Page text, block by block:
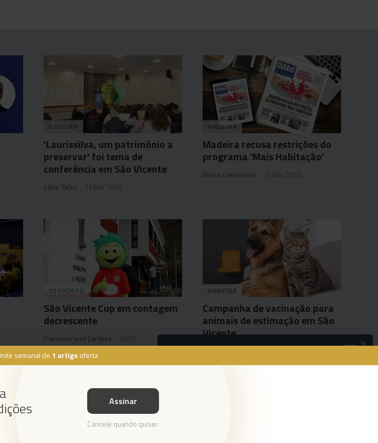
semanal de 1 artigo oferta
Assinar
Cancele quando quiser.
MADEIRA
'Laurissilva, um património a
preservar' foi tema de
conferência em São Vicente
Cátia Teles 21 Mar 18:02
MADEIRA
Madeira recusa restrições do
programa ‘Mais Habitação’
Marco Livramento 16 Mar 07:00
DESPORTO
São Vicente Cup em contagem
decrescente
Francisco José Cardoso 09:30
MADEIRA
Campanha de vacinação para
animais de estimação em São
Vicente
Instale a nossa App
×